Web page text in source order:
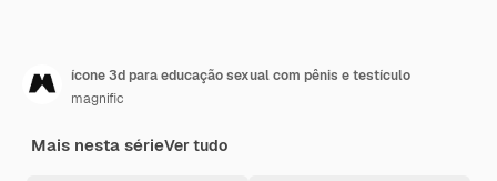
ícone 3d para educação sexual com pênis e testículo
magnific
Mais nesta sérieVer tudo